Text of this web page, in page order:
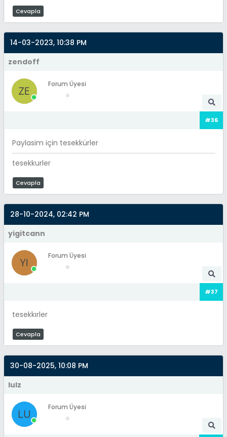
Cevapla
14-03-2023, 10:38 PM
zendoff
Forum Üyesi
#36
Paylasim için tesekkürler
tesekkurler
Cevapla
28-10-2024, 02:42 PM
yigitcann
Forum Üyesi
#37
tesekkırler
Cevapla
30-08-2025, 10:08 PM
lulz
Forum Üyesi